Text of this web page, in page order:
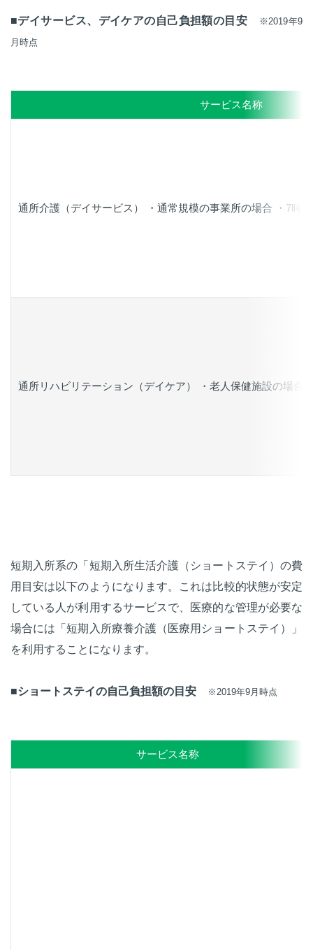
■デイサービス、デイケアの自己負担額の目安
※2019年9
月時点
サービス名称
通所介護（デイサービス） ・通常規模の事業所の場合 ・7時
通所リハビリテーション（デイケア） ・老人保健施設の場合
短期入所系の「短期入所生活介護（ショートステイ）の費
用目安は以下のようになります。これは比較的状態が安定
している人が利用するサービスで、医療的な管理が必要な
場合には「短期入所療養介護（医療用ショートステイ）」
を利用することになります。
■ショートステイの自己負担額の目安 ※2019年9月時点
サービス名称